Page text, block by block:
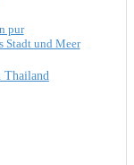
pur
Stadt und Meer
Thailand